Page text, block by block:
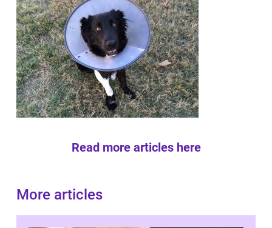
Read more articles here
More articles